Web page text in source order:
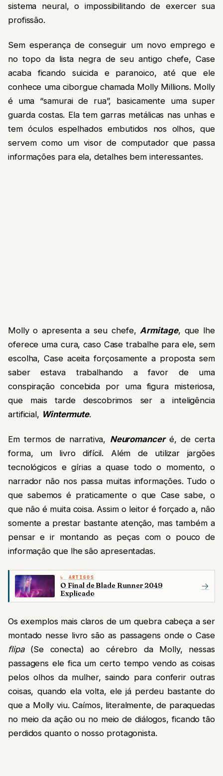
sistema neural, o impossibilitando de exercer sua
profissão.
Sem esperança de conseguir um novo emprego e
no topo da lista negra de seu antigo chefe, Case
acaba ficando suicida e paranoico, até que ele
conhece uma ciborgue chamada Molly Millions. Molly
é uma “samurai de rua”, basicamente uma super
guarda costas. Ela tem garras metálicas nas unhas e
tem óculos espelhados embutidos nos olhos, que
servem como um visor de computador que passa
informações para ela, detalhes bem interessantes.
Molly o apresenta a seu chefe, Armitage, que lhe
oferece uma cura, caso Case trabalhe para ele, sem
escolha, Case aceita forçosamente a proposta sem
saber estava trabalhando a favor de uma
conspiração concebida por uma figura misteriosa,
que mais tarde descobrimos ser a inteligência
artificial, Wintermute.
Em termos de narrativa, Neuromanceré, de certa
forma, um livro difícil. Além de utilizar jargões
tecnológicos e gírias a quase todo o momento, o
narrador não nos passa muitas informações. Tudo o
que sabemos é praticamente o que Case sabe, o
que não é muita coisa. Assim o leitor é forçado a, não
somente a prestar bastante atenção, mas também a
pensar e ir montando as peças com o pouco de
informação que lhe são apresentadas.
ARTIGOS
O Final de Blade Runner 2049
Explicado
→
Os exemplos mais claros de um quebra cabeça a ser
montado nesse livro são as passagens onde o Case
flipa(Se conecta) ao cérebro da Molly, nessas
passagens ele fica um certo tempo vendo as coisas
pelos olhos da mulher, saindo para conferir outras
coisas, quando ela volta, ele já perdeu bastante do
que a Molly viu. Caímos, literalmente, de paraquedas
no meio da ação ou no meio de diálogos, ficando tão
perdidos quanto o nosso protagonista.